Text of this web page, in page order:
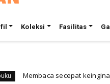
Koleksi Fasilitas
secepat keinginan (sebuah